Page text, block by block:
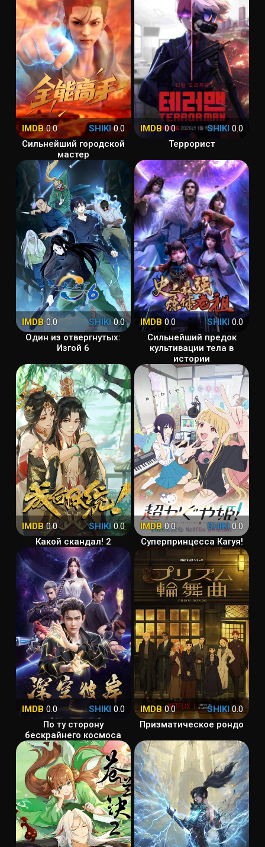
IMDB0.0 SHIKI0.0
Сильнейший городской
мастер
IMDB0.0 SHIKI 0.0
Террорист
IMDB0.0 SHIKI0.0
Один из отвергнутых:
Изгой 6
IMDB0.0 SHIKI0.0
Сильнейший предок
культивации тела в
истории
IMDB0.0 SHIKI0.0
Какой скандал! 2
IMDB0.0 SHIKI0.0
Суперпринцесса Кагуя!
IMDB 0.0 SHIKI 0.0
По ту сторону
бескрайнего космоса
IMDB0.0 SHIKI0.0
Призматическое рондо